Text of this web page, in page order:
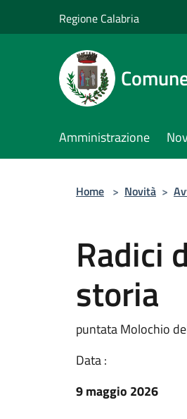
Regione Calabria
Amministrazione
Home > Novità >
Radici
storia
puntata Molochio
Data :
9 maggio 2026